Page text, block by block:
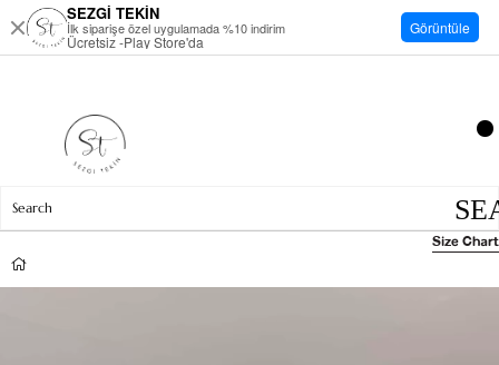
Size Chart
SEZGİ TEKİN
İlk siparişe özel uygulamada %10 indirim
Ücretsiz -Play Store'da
Görüntüle